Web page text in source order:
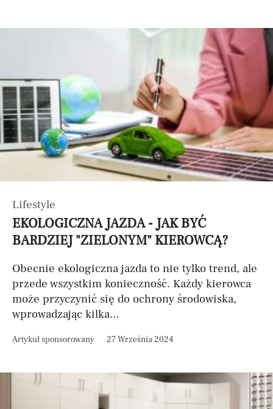
Lifestyle
EKOLOGICZNA JAZDA - JAK BYĆ
BARDZIEJ "ZIELONYM" KIEROWCĄ?
Obecnie ekologiczna jazda to nie tylko trend, ale
przede wszystkim konieczność. Każdy kierowca
może przyczynić się do ochrony środowiska,
wprowadzając kilka...
Artykuł sponsorowany 27 Września 2024